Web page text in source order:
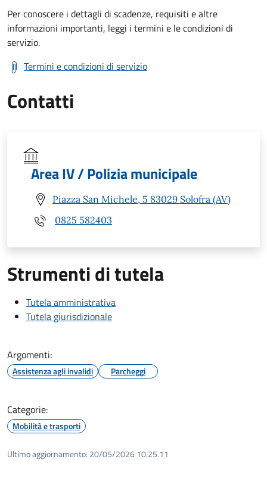
Per conoscere i dettagli di scadenze, requisiti e altre
informazioni importanti, leggi i termini e le condizioni di
servizio.
Termini e condizioni di servizio
Contatti
Area IV / Polizia municipale
Piazza San Michele, 5 83029 Solofra (AV)
0825 582403
Strumenti di tutela
Tutela amministrativa
Tutela giurisdizionale
Argomenti:
Assistenza agli invalidi Parcheggi
Categorie:
Mobilità e trasporti
Ultimo aggiornamento: 20/05/2026 10:25.11